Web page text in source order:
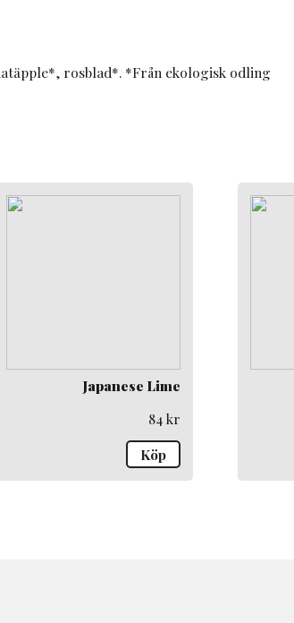
rosblad*. *Från ekologisk odling
Japanese Lime
84kr
Köp